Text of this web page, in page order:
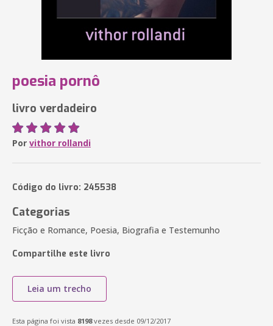
poesia pornô
livro verdadeiro
Por vithor rollandi
Código do livro: 245538
Categorias
Ficção e Romance, Poesia, Biografia e Testemunho
Compartilhe este livro
Leia um trecho
Esta página foi vista 8198vezes desde 09/12/2017